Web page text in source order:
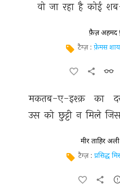
वो जा रहा है कोई
फ़ैज़ अहमद
टैग्ज़ : फ़ेमस
मकतब-ए-इश्क़ का
उस को छुट्टी न मिले
मीर ताहिर
टैग्ज़ : प्रसिद्ध